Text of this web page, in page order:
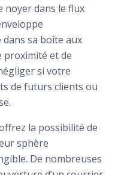
noyer dans le flux
dans sa boîte aux
proximité et de
si votre
de futurs clients ou
la possibilité de
sphère
De nombreuses